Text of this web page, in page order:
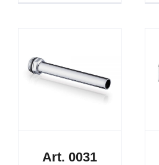
Art. 0031